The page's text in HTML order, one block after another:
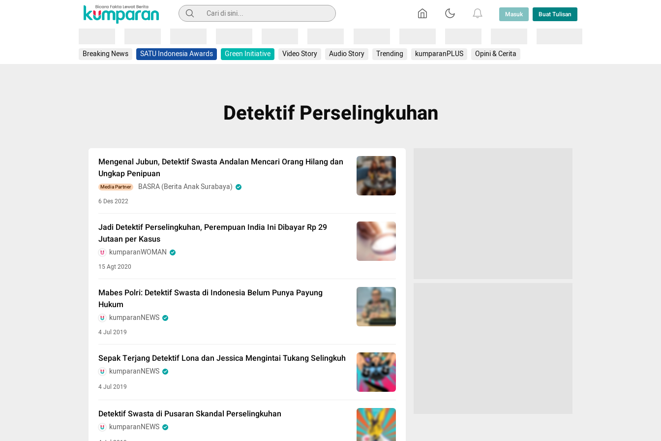
Pencarian Masuk Buat Tulisan
Breaking News SATU Indonesia Awards Green Initiative Video Story Audio Story Trending kumparanPLUS Opini & Cerita
Detektif Perselingkuhan
Mengenal Jubun, Detektif Swasta Andalan Mencari Orang Hilang dan
Ungkap Penipuan
Media Partner BASRA (Berita Anak Surabaya)
6 Des 2022
Jadi Detektif Perselingkuhan, Perempuan India Ini Dibayar Rp 29
Jutaan per Kasus
kumparanWOMAN
15 Agt 2020
Mabes Polri: Detektif Swasta di Indonesia Belum Punya Payung
Hukum
kumparanNEWS
4 Jul 2019
Sepak Terjang Detektif Lona dan Jessica Mengintai Tukang Selingkuh
kumparanNEWS
4 Jul 2019
Detektif Swasta di Pusaran Skandal Perselingkuhan
kumparanNEWS